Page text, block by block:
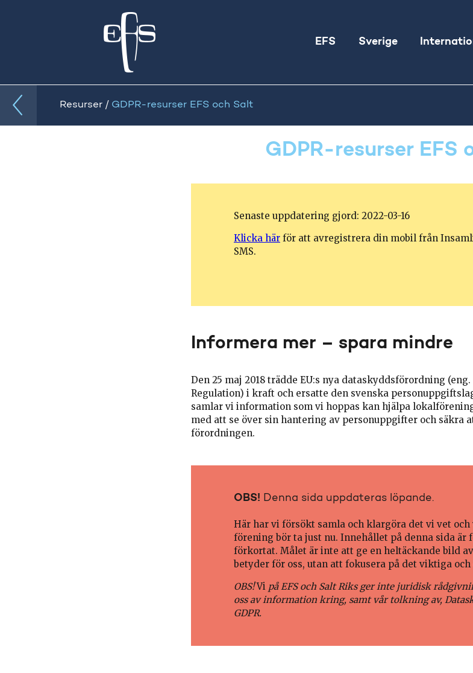
EFS Sverige
Resurser / GDPR-resurser EFS och Salt
GDPR-resurser EFS
Senaste uppdatering gjord: 2022-03-16
Klicka här för att avregistrera din mobil från
SMS.
Informera mer – spara mindre
Den 25 maj 2018 trädde EU:s nya dataskyddsförordning
Regulation) i kraft och ersatte den svenska
samlar vi information som vi hoppas kan hjälpa
med att se över sin hantering av personuppgifter och säkra
förordningen.
OBS! Denna sida uppdateras löpande.
Här har vi försökt samla och klargöra det vi vet
förening bör ta just nu. Innehållet på denna sida är
förkortat. Målet är inte att ge en heltäckande bild av
betyder för oss, utan att fokusera på det viktiga
OBS!Vi på EFS och Salt Riks ger inte juridisk
oss av information kring, samt vår tolkning av,
GDPR.